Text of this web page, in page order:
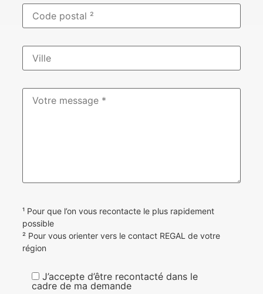
¹ Pour que l’on vous recontacte le plus rapidement
possible
² Pour vous orienter vers le contact REGAL de votre
région
J’accepte d’être recontacté dans le
cadre de ma demande